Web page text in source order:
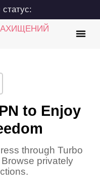
to Enjoy
through Turbo
privately